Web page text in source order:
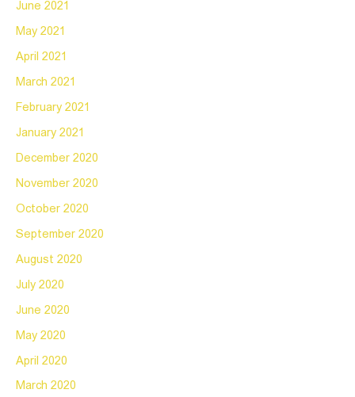
June 2021
May 2021
April 2021
March 2021
February 2021
January 2021
December 2020
November 2020
October 2020
September 2020
August 2020
July 2020
June 2020
May 2020
April 2020
March 2020